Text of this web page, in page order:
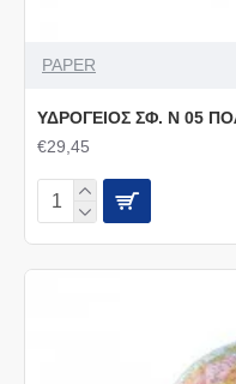
PAPER
ΥΔΡΟΓΕΙΟΣ ΣΦ. Ν 05
€29,45